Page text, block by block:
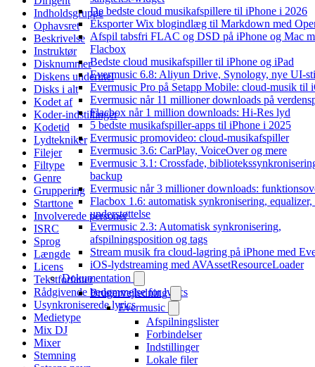
De bedste cloud musikafspillere til iPhone i 2026
Eksporter Wix blogindlæg til Markdown med
Afspil tabsfri FLAC og DSD på iPhone og Mac
Flacbox
Bedste cloud musikafspiller til iPhone og iPad
Evermusic 6.8: Aliyun Drive, Synology, nye UI-
Evermusic Pro på Setapp Mobile: cloud-musik til
Evermusic når 11 millioner downloads på
Flacbox når 1 million downloads: Hi-Res lyd
5 bedste musikafspiller-apps til iPhone i 2025
Evermusic promovideo: cloud-musikafspiller
Evermusic 3.6: CarPlay, VoiceOver og mere
Evermusic 3.1: Crossfade,
backup
Evermusic når 3 millioner downloads:
Flacbox 1.6: automatisk synkronisering,
understøttelse
Evermusic 2.3: Automatisk synkronisering,
afspilningsposition og tags
Stream musik fra cloud-lagring på iPhone med
iOS-lydstreaming med AVAssetResourceLoader
Dokumentation
Brugervejledning
Evermusic
Afspilningslister
Forbindelser
Indstillinger
Lokale filer
Indholdsgruppe
Ophavsret
Beskrivelse
Instruktør
Disknummer
Diskens undertitel
Disks i alt
Kodet af
Koder-indstillinger
Kodetid
Lydtekniker
Filejer
Filtype
Genre
Gruppering
Starttone
Involverede personer
ISRC
Sprog
Længde
Licens
Tekstforfatter
Rådgivende bedømmelse for lyrics
Usynkroniserede lyrics
Medietype
Mix DJ
Mixer
Stemning